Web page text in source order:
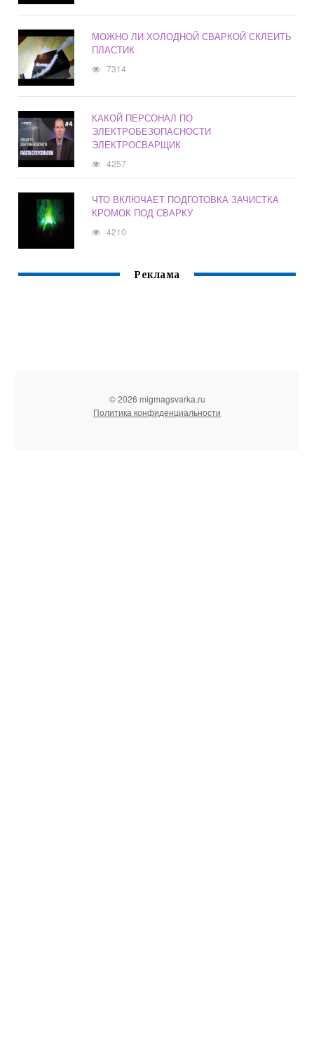
МОЖНО ЛИ ХОЛОДНОЙ СВАРКОЙ СКЛЕИТЬ
ПЛАСТИК
7314
КАКОЙ ПЕРСОНАЛ ПО
ЭЛЕКТРОБЕЗОПАСНОСТИ
ЭЛЕКТРОСВАРЩИК
4257
ЧТО ВКЛЮЧАЕТ ПОДГОТОВКА ЗАЧИСТКА
КРОМОК ПОД СВАРКУ
4210
Реклама
© 2026 migmagsvarka.ru
Политика конфиденциальности